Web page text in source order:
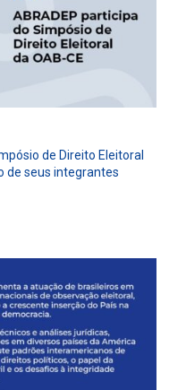
de Direito Eleitoral
de seus integrantes